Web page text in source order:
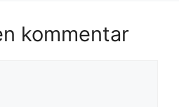
kommentar